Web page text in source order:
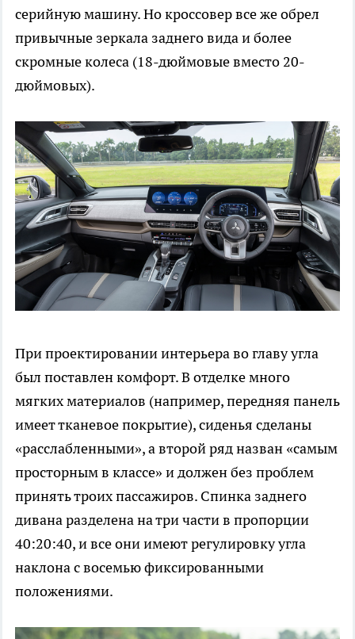
серийную машину. Но кроссовер все же обрел
привычные зеркала заднего вида и более
скромные колеса (18-дюймовые вместо 20-
дюймовых).
При проектировании интерьера во главу угла
был поставлен комфорт. В отделке много
мягких материалов (например, передняя панель
имеет тканевое покрытие), сиденья сделаны
«расслабленными», а второй ряд назван «самым
просторным в классе» и должен без проблем
принять троих пассажиров. Спинка заднего
дивана разделена на три части в пропорции
40:20:40, и все они имеют регулировку угла
наклона с восемью фиксированными
положениями.